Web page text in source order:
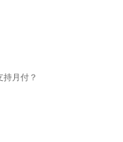
月付？